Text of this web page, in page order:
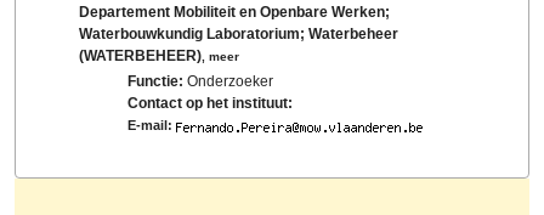
Departement Mobiliteit en Openbare Werken;
Waterbouwkundig Laboratorium; Waterbeheer
(WATERBEHEER) ,meer
Functie:Onderzoeker
Contact op het instituut:
E-mail: